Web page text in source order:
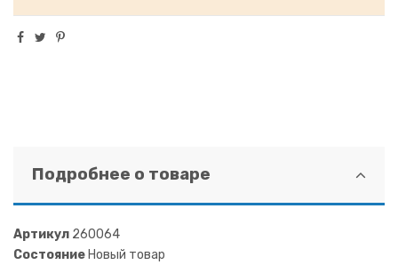
Подробнее о товаре
Артикул 260064
СостояниеНовый товар